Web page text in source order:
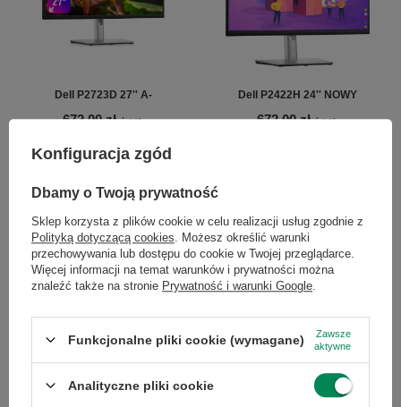
Dell P2723D 27'' A-
672,00 zł / szt.
Dell P2422H 24'' NOWY
672,00 zł / szt.
Lenovo ThinkVision T24i-30 24" A
Konfiguracja zgód
Dbamy o Twoją prywatność
Sklep korzysta z plików cookie w celu realizacji usług zgodnie z
Polityką dotyczącą cookies . Możesz określić warunki
przechowywania lub dostępu do cookie w Twojej przeglądarce.
Więcej informacji na temat warunków i prywatności można
znaleźć także na stronie Prywatność i warunki Google
Funkcjonalne pliki cookie (wymagane)
Zawsze
aktywne
Analityczne pliki cookie